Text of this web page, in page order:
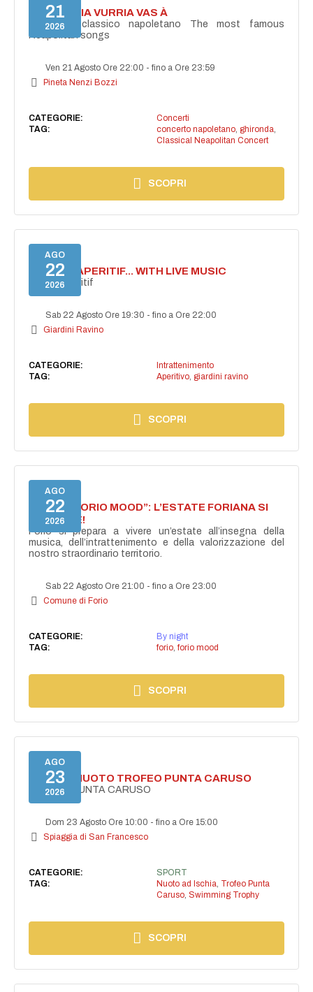
21
2026
I'TE VURRIA VURRIA VAS À
Concerto classico napoletano The most famous
Neapolitan songs
Ven 21 Agosto Ore 22:00 -fino a Ore 23:59
Pineta Nenzi Bozzi
CATEGORIE:
Concerti
TAG:
concerto napoletano, ghironda,
Classical Neapolitan Concert
SCOPRI
AGO
22
2026
SECRET APERITIF... WITH LIVE MUSIC
Secret aperitif
Sab 22 Agosto Ore 19:30 -fino a Ore 22:00
Giardini Ravino
CATEGORIE:
Intrattenimento
TAG:
Aperitivo, giardini ravino
SCOPRI
AGO
22
2026
NASCE “FORIO MOOD”: L’ESTATE FORIANA SI
ACCENDE!
Forio si prepara a vivere un’estate all’insegna della
musica, dell’intrattenimento e della valorizzazione del
nostro straordinario territorio.
Sab 22 Agosto Ore 21:00 -fino a Ore 23:00
Comune di Forio
CATEGORIE:
By night
TAG:
forio, forio mood
SCOPRI
AGO
23
2026
GARA DI NUOTO TROFEO PUNTA CARUSO
TROFEO PUNTA CARUSO
Dom 23 Agosto Ore 10:00 -fino a Ore 15:00
Spiaggia di San Francesco
CATEGORIE:
SPORT
TAG:
Nuoto ad Ischia, Trofeo Punta
Caruso, Swimming Trophy
SCOPRI